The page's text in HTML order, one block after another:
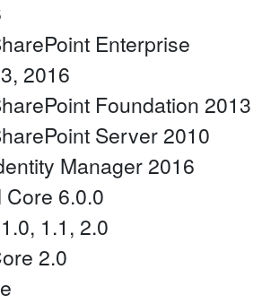
Enterprise
2016
Foundation 2013
Server 2010
Manager 2016
Core 6.0.0
1.1, 2.0
2.0